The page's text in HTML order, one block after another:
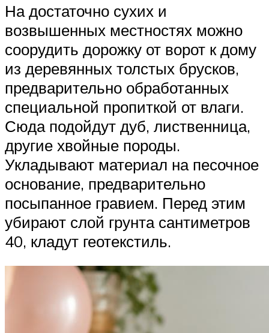
На достаточно сухих и
возвышенных местностях можно
соорудить дорожку от ворот к дому
из деревянных толстых брусков,
предварительно обработанных
специальной пропиткой от влаги.
Сюда подойдут дуб, лиственница,
другие хвойные породы.
Укладывают материал на песочное
основание, предварительно
посыпанное гравием. Перед этим
убирают слой грунта сантиметров
40, кладут геотекстиль.